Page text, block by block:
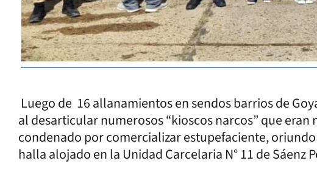
Luego de 16 allanamientos en sendos barrios de
al desarticular numerosos “kioscos narcos” que eran
condenado por comercializar estupefaciente,
halla alojado en la Unidad Carcelaria N° 11 de Sáenz